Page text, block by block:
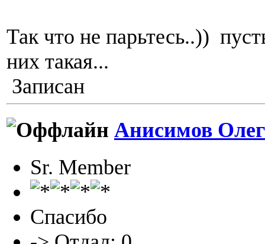
Так что не парьтесь..))
них такая...
Записан
Анисимов Олег
Sr. Member
Спасибо